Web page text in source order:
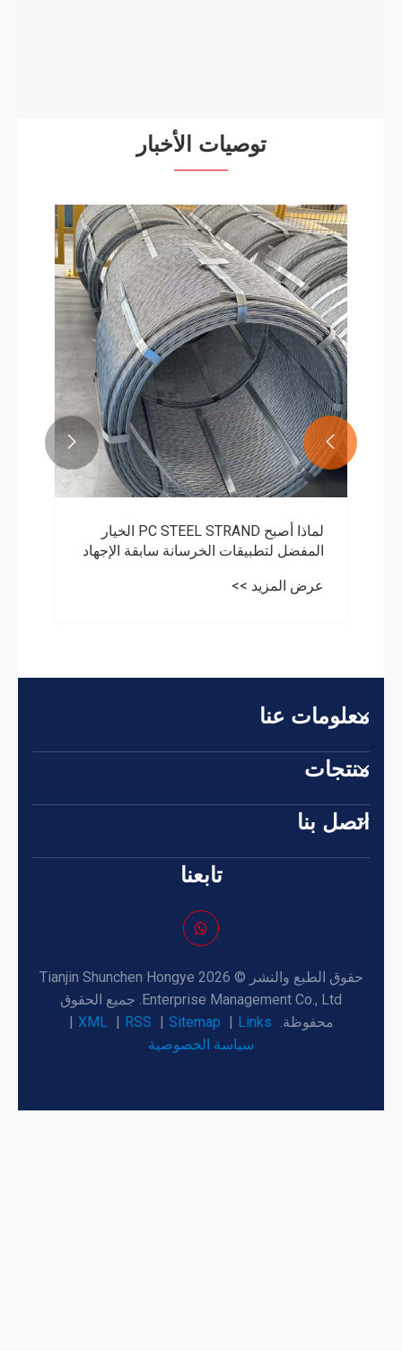
توصيات الأخبار
لماذا أصبح PC STEEL STRAND الخيار
المفضل لتطبيقات الخرسانة سابقة الإجهاد
عرض المزيد >>


معلومات عنا
منتجات
اتصل بنا
تابعنا
حقوق الطبع والنشر © 2026 Tianjin Shunchen Hongye
Enterprise Management Co., Ltd. جميع الحقوق
محفوظة. Links
|
Sitemap
|
RSS
|
XML
|
سياسة الخصوصية